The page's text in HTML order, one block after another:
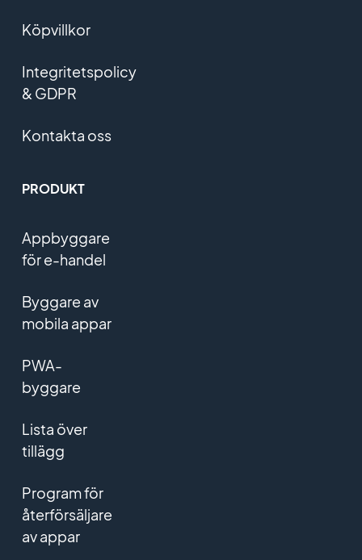
Köpvillkor
Integritetspolicy
& GDPR
Kontakta oss
PRODUKT
Appbyggare
för e-handel
Byggare av
mobila appar
PWA-
byggare
Lista över
tillägg
Program för
återförsäljare
av appar